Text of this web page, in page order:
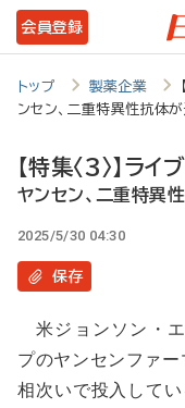
メ
イ
テ
ツ
に
会員登録
トップ 製薬企業
ンセン、二重特異性抗体
【特集〈3〉】ラ
ヤンセン、二重特異
2025/5/30 04:30
保存
米ジョンソン・
プのヤンセンファ
相次いで投入して